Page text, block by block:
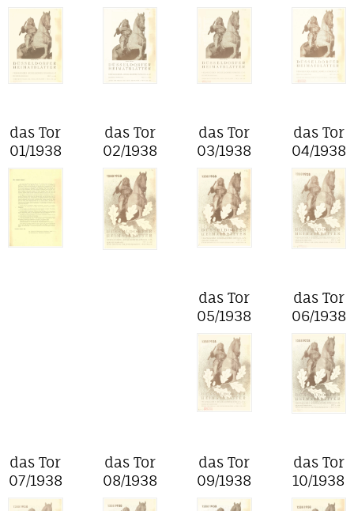
das Tor
01/1938
das Tor
02/1938
das Tor
03/1938
das Tor
04/1938
das Tor
05/1938
das Tor
06/1938
das Tor
07/1938
das Tor
08/1938
das Tor
09/1938
das Tor
10/1938